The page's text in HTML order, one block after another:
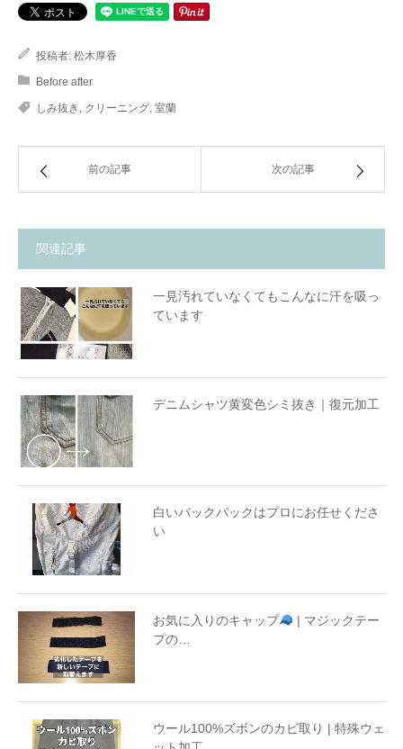
投稿者: 松木厚香
Before after
しみ抜き , クリーニング, 室蘭
前の記事 次の記事
関連記事
一見汚れていなくてもこんなに汗を吸っ
ています
デニムシャツ黄変色シミ抜き｜復元加工
白いバックパックはプロにお任せくださ
い
お気に入りのキャップ
| マジックテー
プの…
ウール100%ズボンのカビ取り | 特殊ウェ